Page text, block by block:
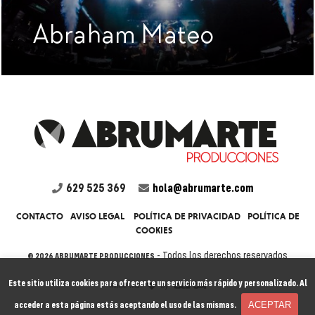
Abraham Mateo
629 525 369 hola@abrumarte.com
CONTACTO AVISO LEGAL POLÍTICA DE PRIVACIDAD
POLÍTICA DE
COOKIES
© 2026 ABRUMARTE PRODUCCIONES- Todos los derechos reservados
Este sitio utiliza cookies para ofrecerte un servicio más rápido y personalizado. Al
acceder a esta página estás aceptando el uso de las mismas.
ACEPTAR